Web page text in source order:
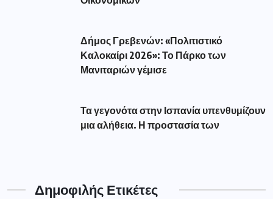
Δήμος Γρεβενών: «Πολιτιστικό
Καλοκαίρι 2026»: Το Πάρκο των
Μανιταριών γέμισε
Τα γεγονότα στην Ισπανία υπενθυμίζουν
μια αλήθεια. Η προστασία των
Δημοφιλής Ετικέτες